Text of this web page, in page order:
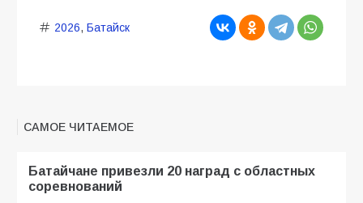
2026, Батайск
САМОЕ ЧИТАЕМОЕ
Батайчане привезли 20 наград с областных
соревнований